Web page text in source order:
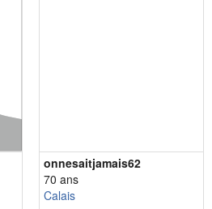
onnesaitjamais62
70 ans
Calais